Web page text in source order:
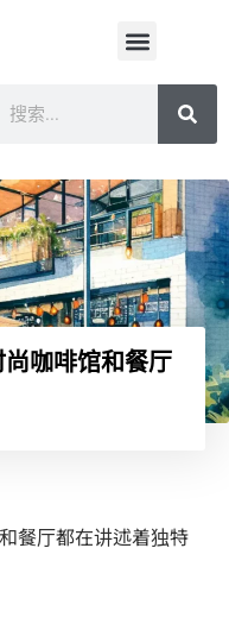
咖啡馆和餐厅
餐厅都在讲述着独特